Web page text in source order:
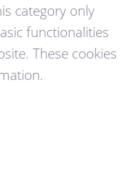
category only
functionalities
These cookies